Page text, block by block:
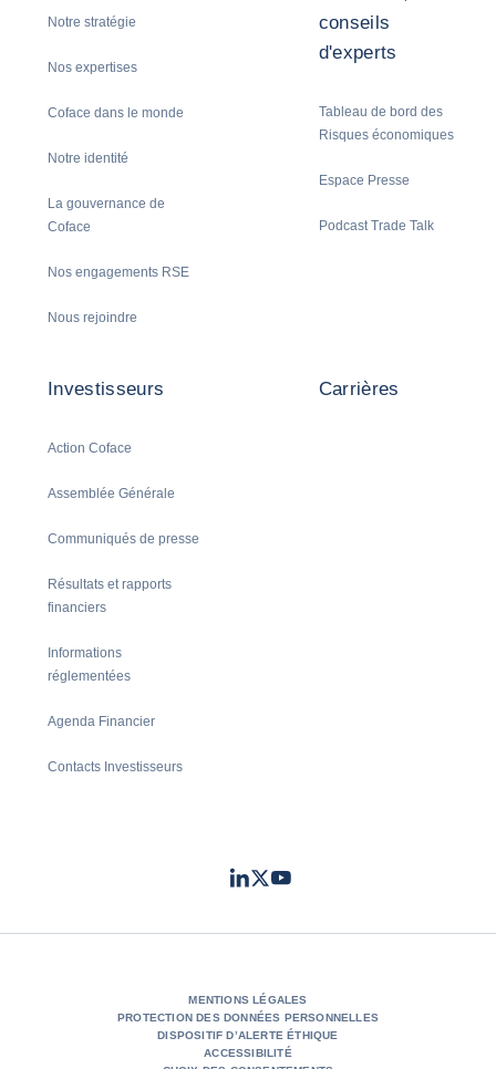
Notre stratégie
Nos expertises
Coface dans le monde
Notre identité
La gouvernance de
Coface
Nos engagements RSE
Nous rejoindre
conseils
d'experts
Tableau de bord des
Risques économiques
Espace Presse
Podcast Trade Talk
Investisseurs
Action Coface
Assemblée Générale
Communiqués de presse
Résultats et rapports
financiers
Informations
réglementées
Agenda Financier
Contacts Investisseurs
Carrières
LinkedIn
TwitterYoutube
MENTIONS LÉGALES
PROTECTION DES DONNÉES PERSONNELLES
DISPOSITIF D’ALERTE ÉTHIQUE
ACCESSIBILITÉ